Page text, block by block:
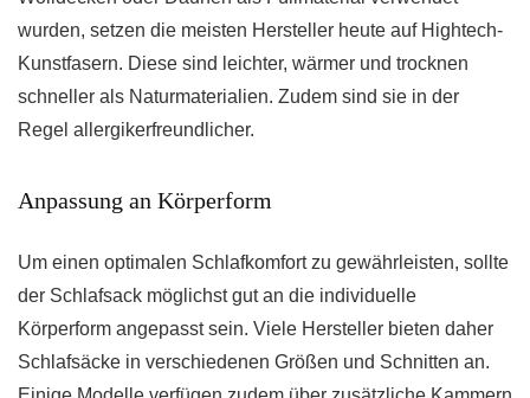
wurden, setzen die meisten Hersteller heute auf Hightech-
Kunstfasern. Diese sind leichter, wärmer und trocknen
schneller als Naturmaterialien. Zudem sind sie in der
Regel allergikerfreundlicher.
Anpassung an Körperform
Um einen optimalen Schlafkomfort zu gewährleisten, sollte
der Schlafsack möglichst gut an die individuelle
Körperform angepasst sein. Viele Hersteller bieten daher
Schlafsäcke in verschiedenen Größen und Schnitten an.